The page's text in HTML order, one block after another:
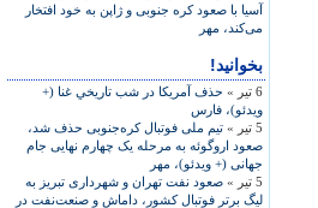
آسيا با صعود کره جنوبی و ژاپن به خود افتخار
می‌کند، مهر
بخوانید!
6 تیر »
حذف آمريكا در شب تاريخي غنا (+
ویدئو)، فارس
5 تیر »
تيم ملی فوتبال کره‌جنوبی حذف شد،
صعود اروگوئه به مرحله يک چهارم نهايی جام
جهانی (+ ویدئو)، مهر
5 تیر »
صعود نفت تهران و شهرداری تبريز به
ليگ برتر فوتبال کشور، داماش و صنعت‌نفت در